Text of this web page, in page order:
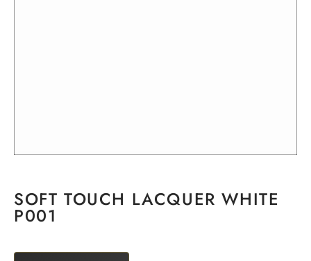
SOFT TOUCH LACQUER WHITE
P001